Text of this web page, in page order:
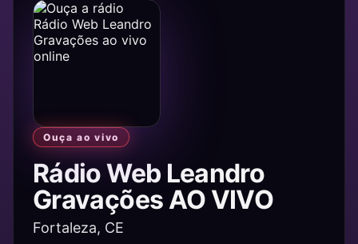
Ouça ao vivo
Rádio Web Leandro
Gravações AO VIVO
Fortaleza, CE